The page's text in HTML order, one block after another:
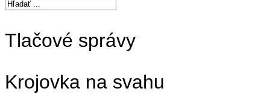
Tlačové správy
Krojovka na svahu